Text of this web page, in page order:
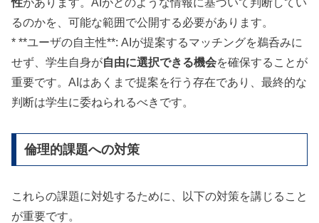
性があります。AIがどのような情報に基づいて判断してい
るのかを、可能な範囲で公開する必要があります。
* **ユーザの自主性**: AIが提案するマッチングを鵜呑みに
せず、学生自身が自由に選択できる機会を確保することが
重要です。AIはあくまで提案を行う存在であり、最終的な
判断は学生に委ねられるべきです。
倫理的課題への対策
これらの課題に対処するために、以下の対策を講じること
が重要です。